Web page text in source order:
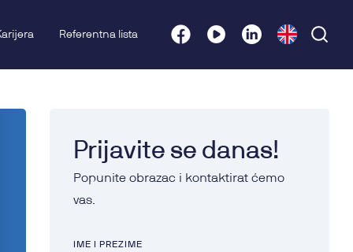
Referentna lista
Prijavite se danas!
Popunite obrazac i kontaktirat ćemo
vas.
IME I PREZIME